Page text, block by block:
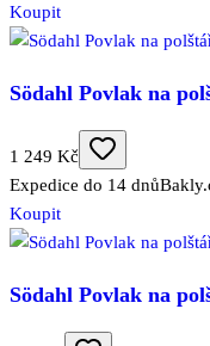
Koupit
Södahl Povlak na
1 249 Kč
Expedice do 14 dnů
Koupit
Södahl Povlak na